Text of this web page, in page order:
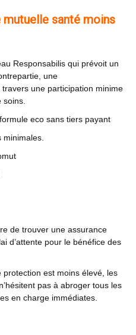
santé moins
Responsabilis qui prévoit un
une
travers une participation minime
eco sans tiers payant
de trouver une assurance
d’attente pour le bénéfice des
est moins élevé, les
pas à abroger tous les
en charge immédiates.